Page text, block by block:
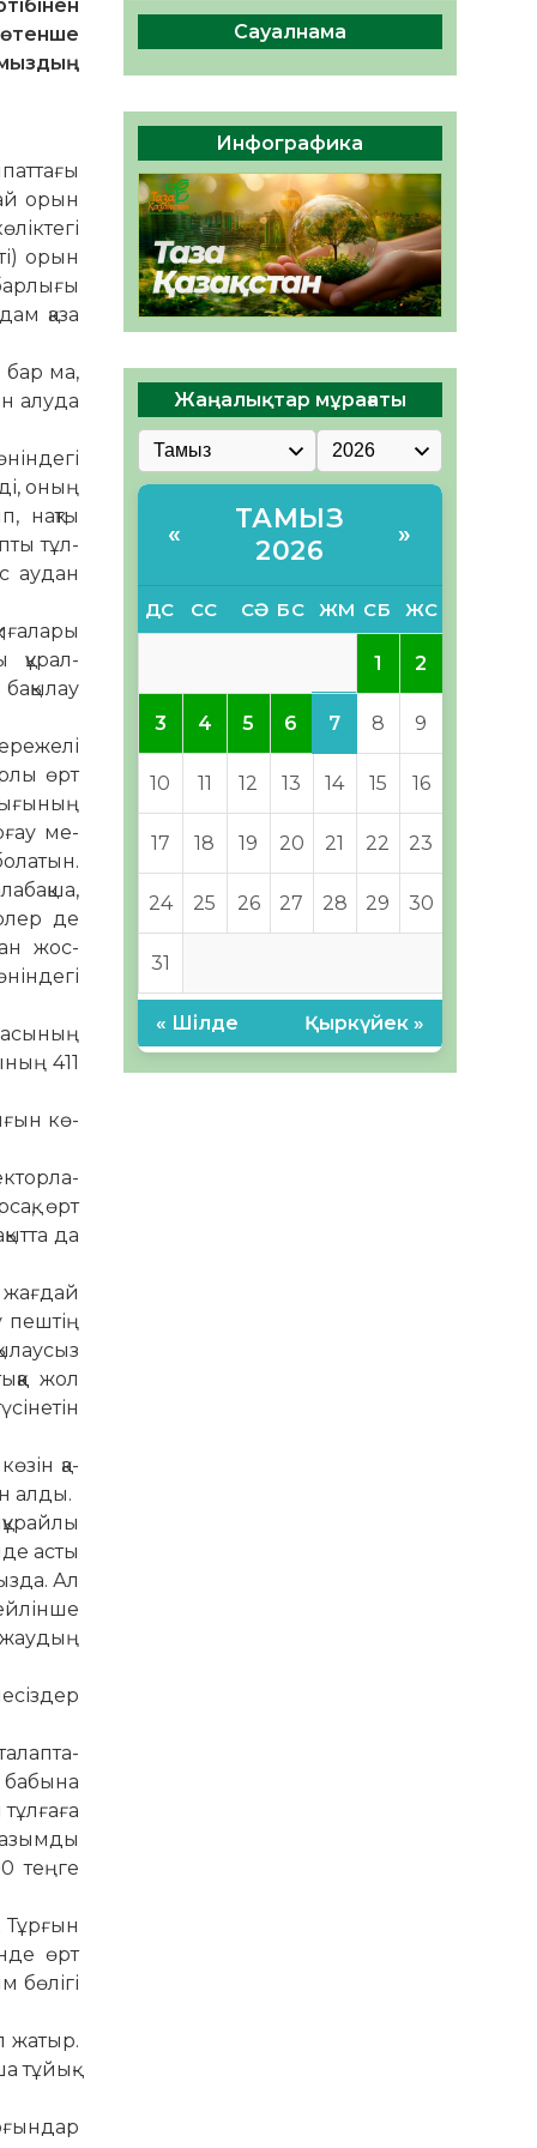
орын
орын
қаза
ма,
алу­да
оның
нақты
тұл­
аудан
құ­рал-
өрт
ме­
де
жос­
411
кө­
өрт
да
пештің
жол
қа­
алды.
асты
Ал
жаудың
бабына
теңге
Тұрғын
өрт
бөлігі
жа­тыр.
тұйық­
беруге дайын
ӘРБІР ДАУЫС – ҚОҒАМ
ДАМУЫНА ҚОСЫЛҒАН
ҮЛЕС
05.08.2026
40 0
Сауалнама
Инфографика
Жаңалықтар мұрағаты
«
ТАМЫЗ
2026
»
ДС СС СӘ БС ЖМ СБ ЖС
1 2
3 4 5 6 7 8 9
10 11 12 13 14 15 16
17 18 19 20 21 22 23
24 25 26 27 28 29 30
31
« Шілде Қыркүйек »